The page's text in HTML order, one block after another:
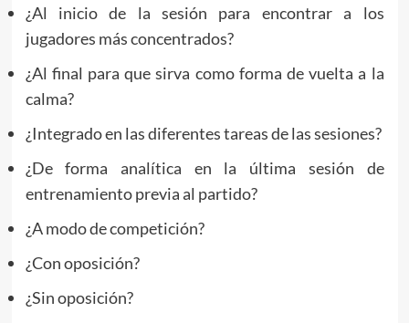
¿Al inicio de la sesión para encontrar a los
jugadores más concentrados?
¿Al final para que sirva como forma de vuelta a la
calma?
¿Integrado en las diferentes tareas de las sesiones?
¿De forma analítica en la última sesión de
entrenamiento previa al partido?
¿A modo de competición?
¿Con oposición?
¿Sin oposición?